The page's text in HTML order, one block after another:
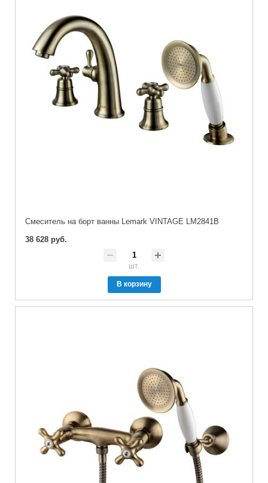
Cмеситель на борт ванны Lemark VINTAGE LM2841B
38 628 руб.
шт.
В корзину